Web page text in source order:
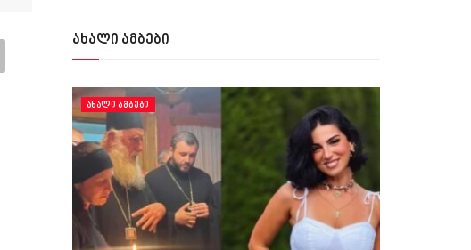
ახალი ამბები
ᲐᲮᲐᲚᲘ ᲐᲛᲑᲔᲑᲘ